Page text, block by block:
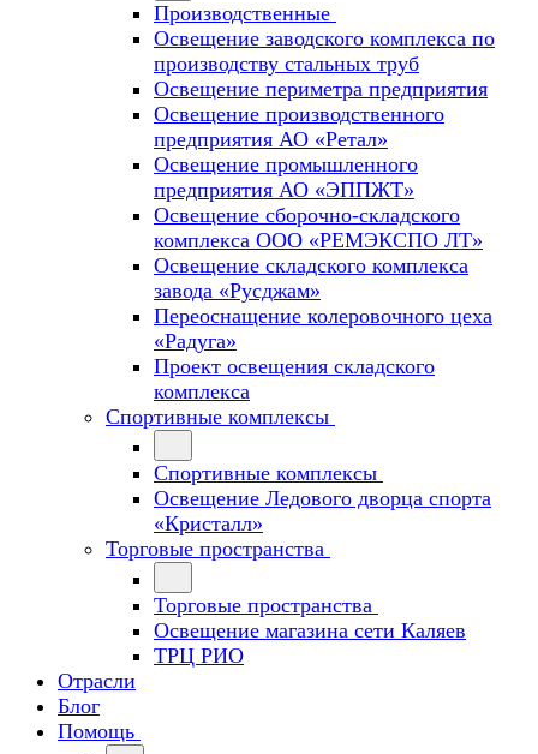
Производственные
Освещение заводского комплекса по
производству стальных труб
Освещение периметра предприятия
Освещение производственного
предприятия АО «Ретал»
Освещение промышленного
предприятия АО «ЭППЖТ»
Освещение сборочно-складского
комплекса ООО «РЕМЭКСПО ЛТ»
Освещение складского комплекса
завода «Русджам»
Переоснащение колеровочного цеха
«Радуга»
Проект освещения складского
комплекса
Спортивные комплексы
Спортивные комплексы
Освещение Ледового дворца спорта
«Кристалл»
Торговые пространства
Торговые пространства
Освещение магазина сети Каляев
ТРЦ РИО
Отрасли
Блог
Помощь